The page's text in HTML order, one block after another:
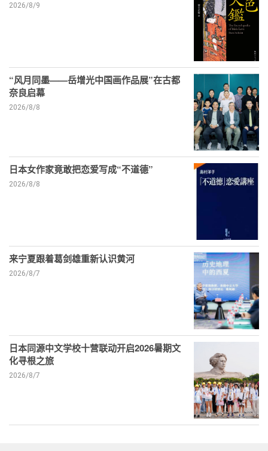
2026/8/9
“风月同墨——岳增光中国画作品展”在古都
奈良启幕
2026/8/8
日本女作家竟敢把恋爱写成“不道德”
2026/8/8
来宁夏跟着葛剑雄重新认识黄河
2026/8/7
日本同源中文学校十营联动开启2026暑期文
化寻根之旅
2026/8/7